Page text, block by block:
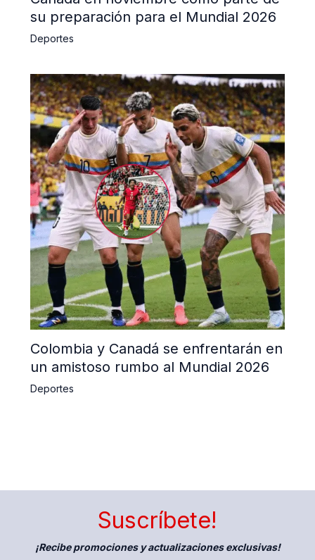
su preparación para el Mundial 2026
Deportes
Colombia y Canadá se enfrentarán en
un amistoso rumbo al Mundial 2026
Deportes
Suscríbete!
¡Recibe promociones y actualizaciones exclusivas!